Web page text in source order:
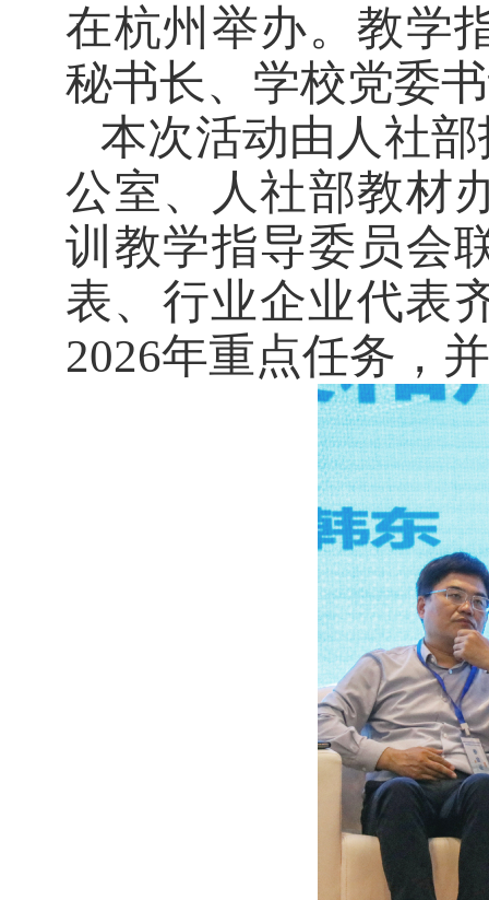
在杭州举办。教学
秘书长、学校党委
本次活动由人社
公室、人社部教材
训教学指导委员会
表、行业企业代表
2026年重点任务，